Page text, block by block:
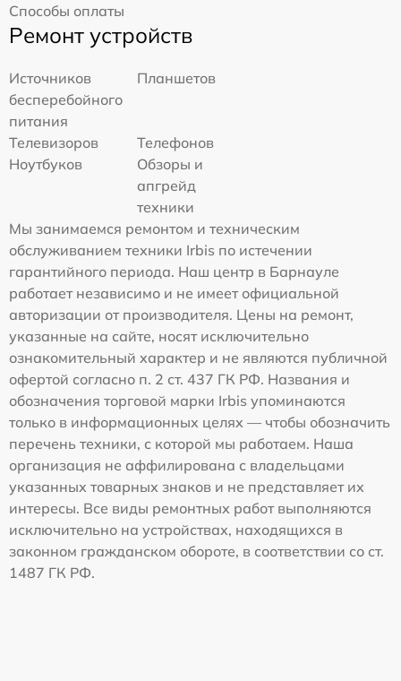
Способы оплаты
Ремонт устройств
Источников
бесперебойного
питания
Планшетов
Телевизоров
Телефонов
Ноутбуков
Обзоры и
апгрейд
техники
Мы занимаемся ремонтом и техническим
обслуживанием техники Irbis по истечении
гарантийного периода. Наш центр в Барнауле
работает независимо и не имеет официальной
авторизации от производителя. Цены на ремонт,
указанные на сайте, носят исключительно
ознакомительный характер и не являются публичной
офертой согласно п. 2 ст. 437 ГК РФ. Названия и
обозначения торговой марки Irbis упоминаются
только в информационных целях — чтобы обозначить
перечень техники, с которой мы работаем. Наша
организация не аффилирована с владельцами
указанных товарных знаков и не представляет их
интересы. Все виды ремонтных работ выполняются
исключительно на устройствах, находящихся в
законном гражданском обороте, в соответствии со ст.
1487 ГК РФ.